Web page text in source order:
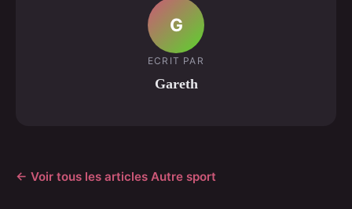
G
ECRIT PAR
Gareth
← Voir tous les articles Autre sport